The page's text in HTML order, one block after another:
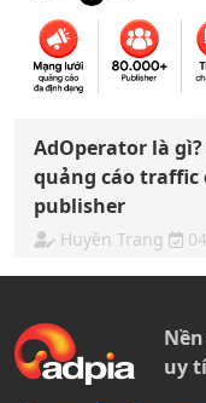
AdOperator là
quảng cáo traffic
publisher
Huyền Trang
uy